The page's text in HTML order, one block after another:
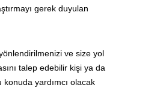
gerek duyulan
ve size yol
talep edebilir kişi ya da
yardımcı olacak